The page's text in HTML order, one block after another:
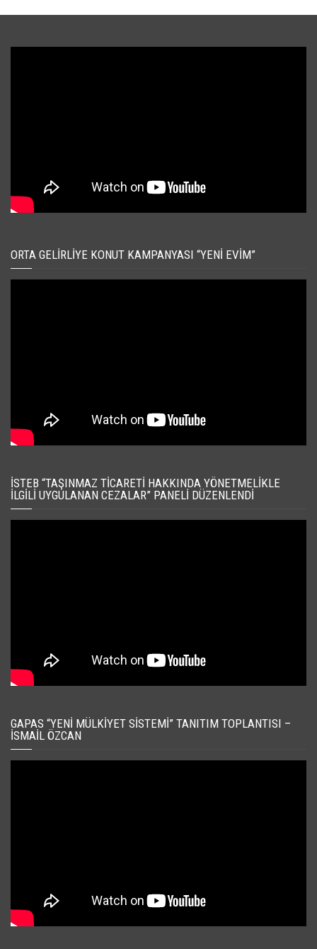
ORTA GELIRLIYE KONUT KAMPANYASI “YENI EVIM”
İSTEB “TAŞINMAZ TICARETI HAKKINDA YÖNETMELIKLE
İLGILI UYGULANAN CEZALAR” PANELI DÜZENLENDI
GAPAS “YENI MÜLKIYET SISTEMI” TANITIM TOPLANTISI –
İSMAIL ÖZCAN